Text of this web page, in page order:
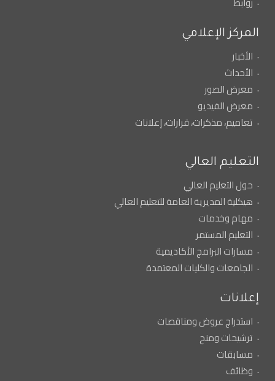
المركز الإعلامي
الأخبار
الأحداث
معرض الصور
معرض الفيديو
تعاميم، مذكرات، قرارات، إعلانات
التعليم العالي
حول التعليم العالي
هيكلية المديرية العامة للتعليم العالي
مهام وخدمات
التعليم المستمر
مسارات البرامج الأكاديمية
الجامعات والكليات المعتمدة
إعلانات
استدراج عروض ومناقصات
ترشيحات ومنح
مسابقات
وظائف